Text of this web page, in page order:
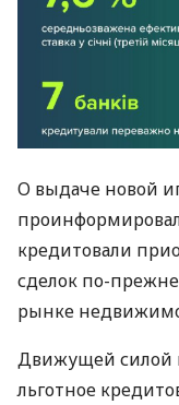
О выдаче новой
кредитовали
сделок по-
рынке
Движущей силой
льготное